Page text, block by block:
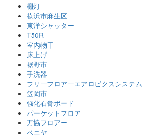
棚灯
横浜市麻生区
東洋シャッター
T50R
室内物干
床上げ
裾野市
手洗器
フリーフロアーエアロビクスシステム
笠岡市
強化石膏ボード
パーケットフロア
万協フロアー
ベニヤ